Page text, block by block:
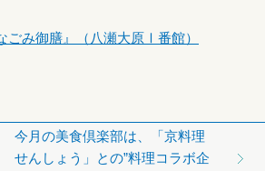
ごみ御膳』（八瀬大原Ⅰ番館）
今月の美食倶楽部は、「京料理
せんしょう」との”料理コラボ企